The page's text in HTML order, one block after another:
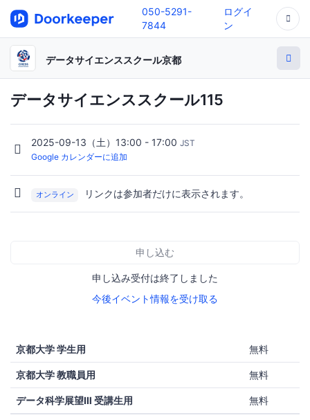
050-5291-
7844
ログイ
ン
データサイエンススクール京都
データサイエンススクール115
2025-09-13（土）13:00 - 17:00 JST
Google カレンダーに追加
オンライン リンクは参加者だけに表示されます。
申し込む
申し込み受付は終了しました
今後イベント情報を受け取る
京都大学 学生用 無料
京都大学 教職員用 無料
データ科学展望Ⅲ 受講生用 無料